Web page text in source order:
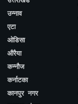
उन्नाव
एटा
ओडिसा
औरैया
कन्नौज
कर्नाटका
कानपुर नगर